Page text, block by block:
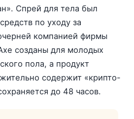
Спрей для тела был
по уходу за
компанией фирмы
созданы для молодых
пола, а продукт
содержит «крипто-
до 48 часов.